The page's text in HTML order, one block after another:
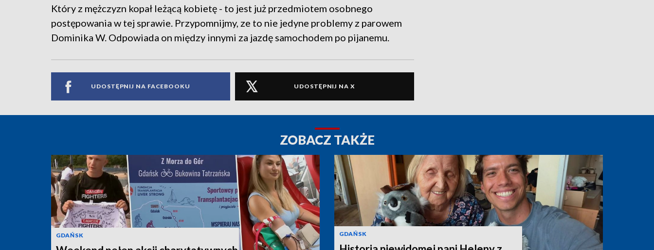
Który z mężczyzn kopał leżącą kobietę - to jest już przedmiotem osobnego
postępowania w tej sprawie. Przypomnijmy, ze to nie jedyne problemy z parowem
Dominika W. Odpowiada on między innymi za jazdę samochodem po pijanemu.
UDOSTĘPNIJ NA FACEBOOKU UDOSTĘPNIJ NA X
ZOBACZ TAKŻE
GDAŃSK GDAŃSK